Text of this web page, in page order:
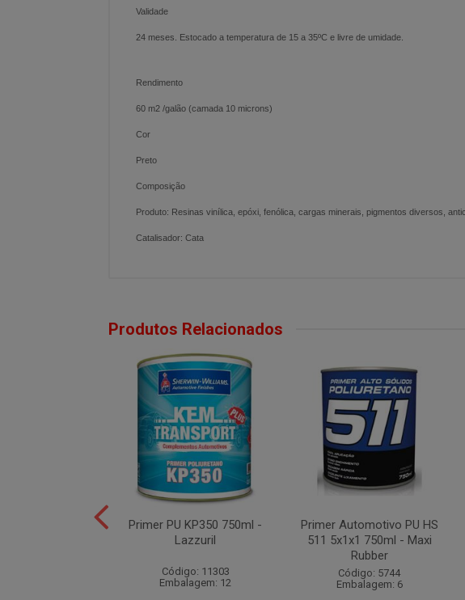
Validade
24 meses. Estocado a temperatura de 15 a 35ºC e livre de umidade.
Rendimento
60 m2 /galão (camada 10 microns)
Cor
Preto
Composição
Produto: Resinas vinílica, epóxi, fenólica, cargas minerais, pigmentos diversos,
Catalisador: Cata
Produtos Relacionados
Primer PU KP350 750ml -
Lazzuril
Código: 11303
Embalagem: 12
Primer Automotivo PU HS
511 5x1x1 750ml - Maxi
Rubber
Código: 5744
Embalagem: 6